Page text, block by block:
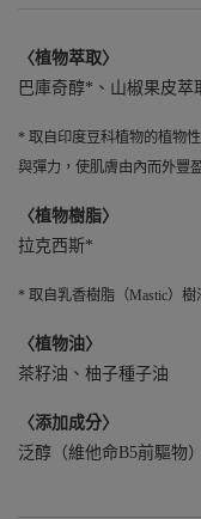
〈植物萃取〉
巴庫奇醇*、山椒果皮
* 取自印度豆科植物的植物
與彈力，使肌膚由內而外豐
〈植物樹脂〉
拉克西斯*
* 取自乳香樹脂（Mastic）
〈植物油〉
茶籽油、柚子種子油
〈添加成分〉
泛醇（維他命B5前驅物）